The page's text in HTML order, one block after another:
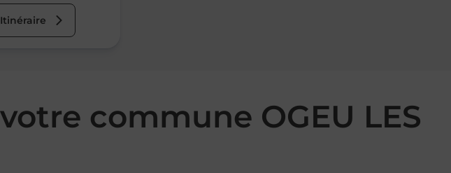
Itinéraire
commune OGEU LES